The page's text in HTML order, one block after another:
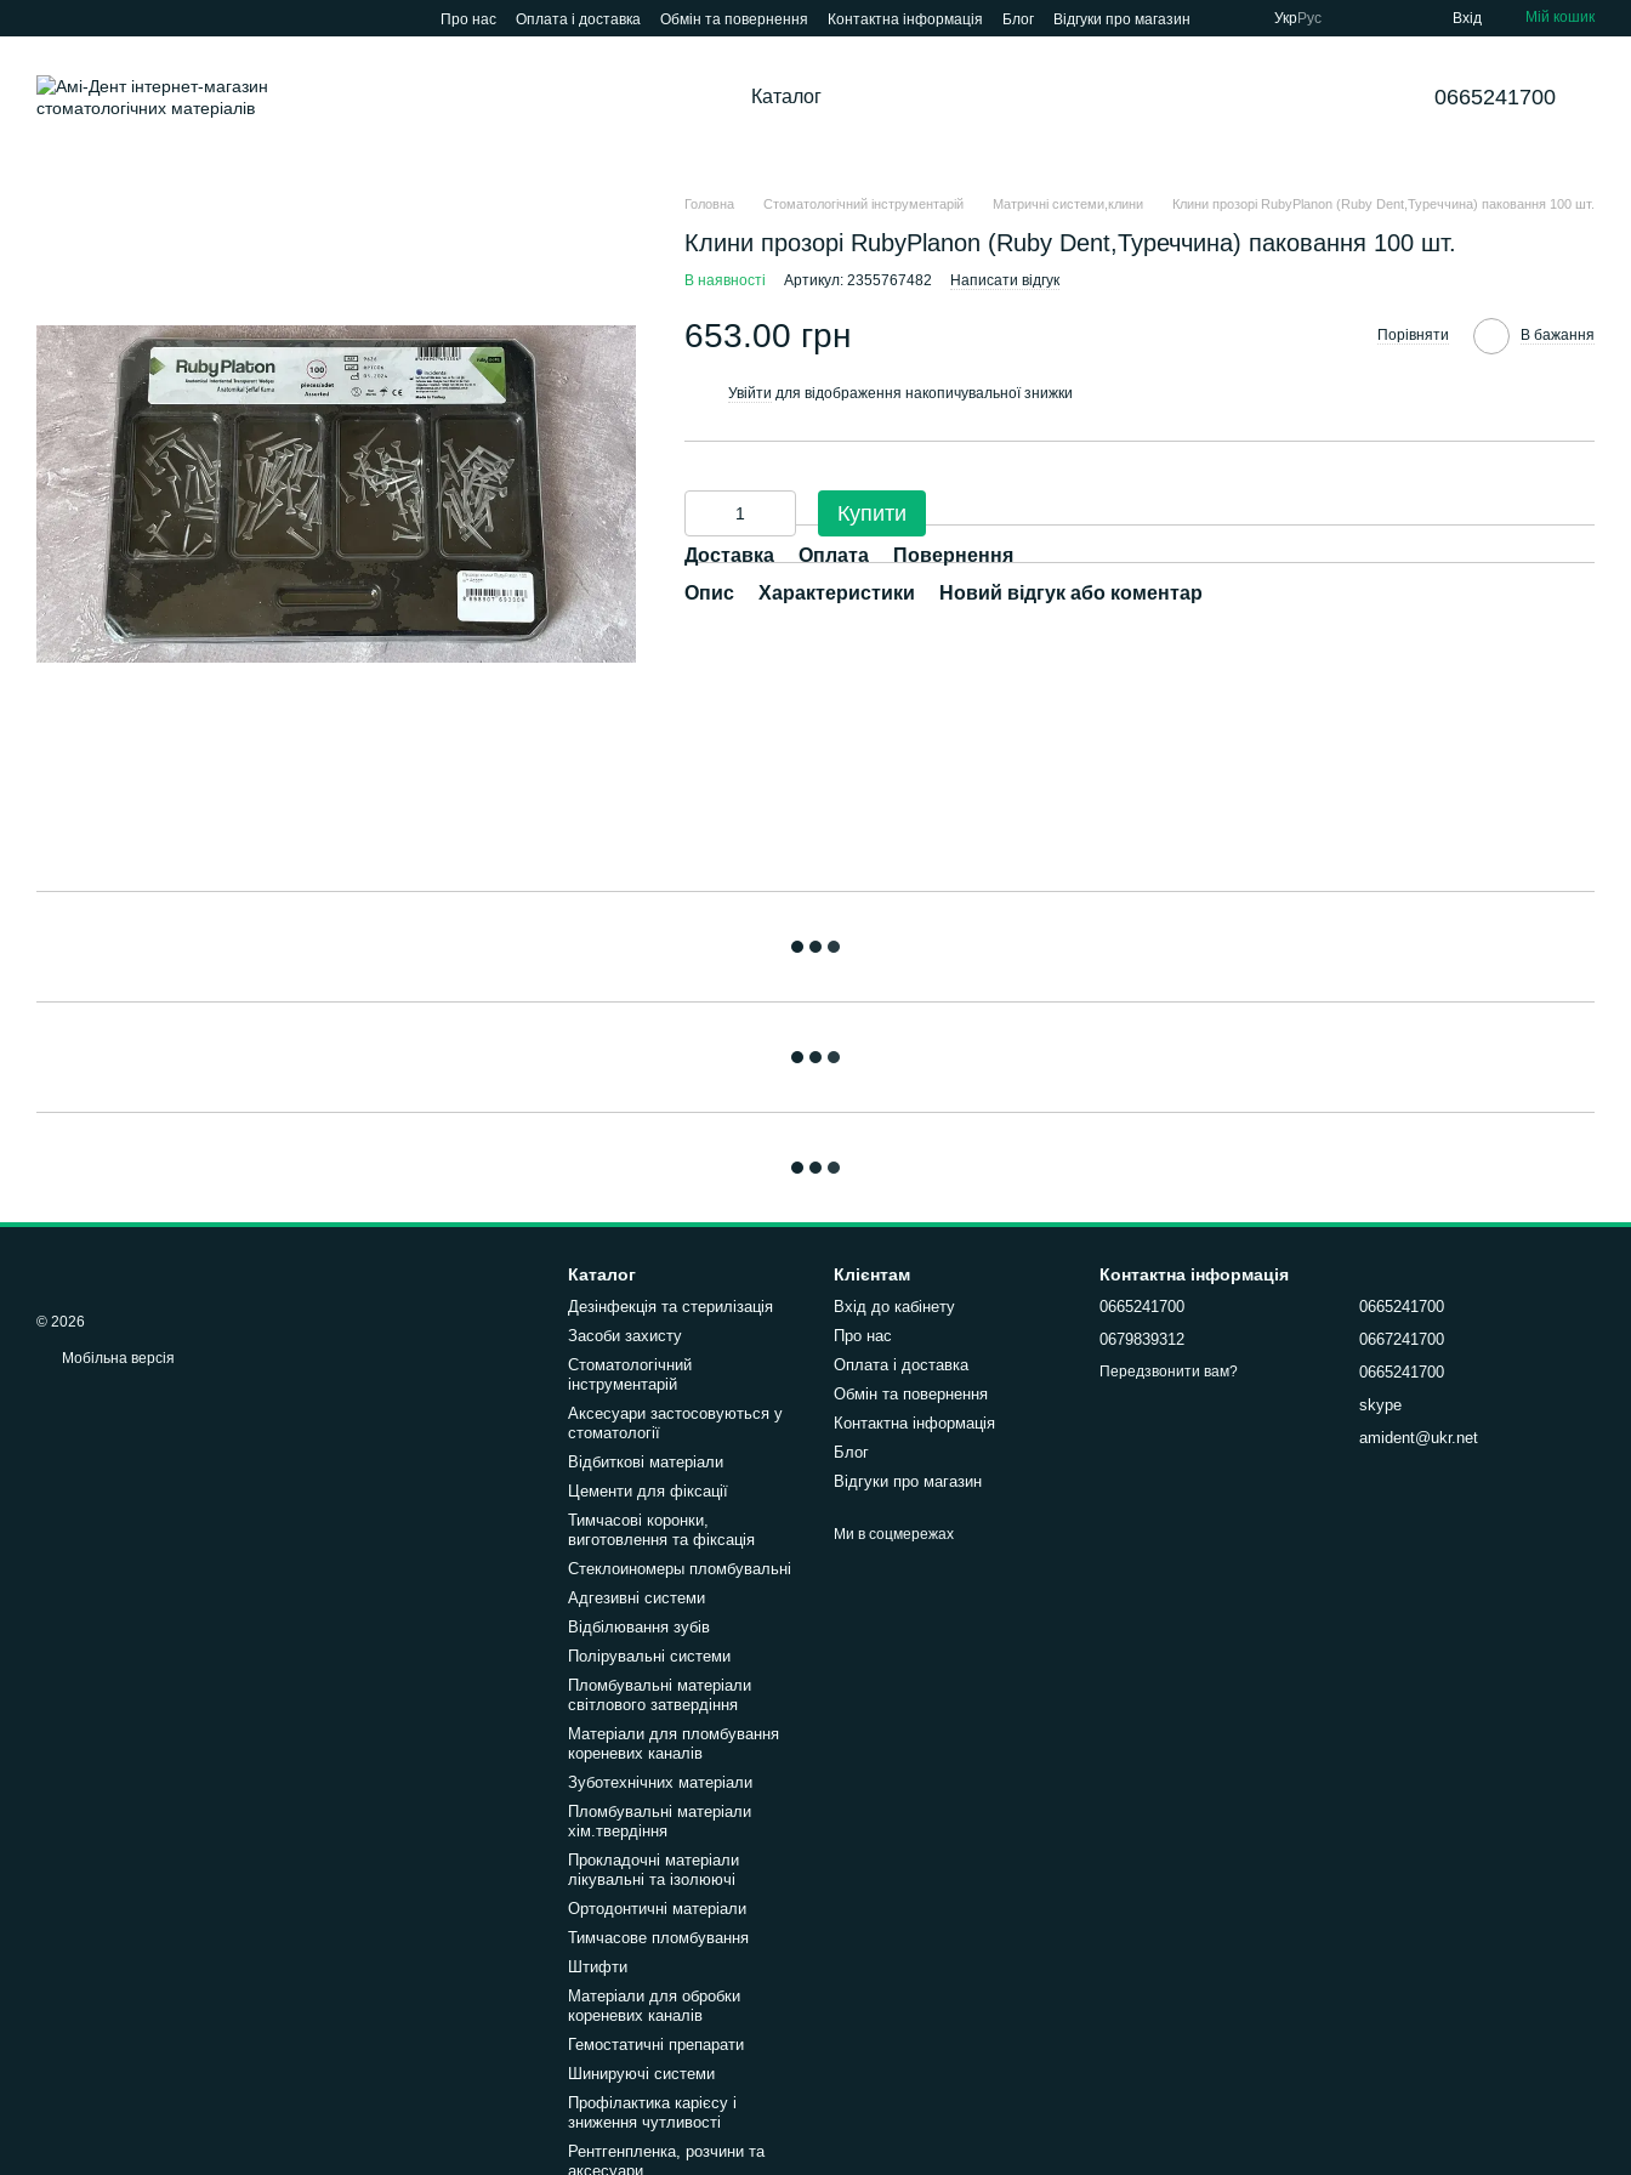
Про нас Оплата і доставка Обмін та повернення Контактна інформація Блог Відгуки про магазин УкрРус Вхід Мій кошик
Каталог 0665241700
Головна Стоматологічний інструментарій Матричні системи,клини Клини прозорі RubyPlanon (Ruby Dent,Туреччина) паковання 100 шт.
Клини прозорі RubyPlanon (Ruby Dent,Туреччина) паковання 100 шт.
В наявності Артикул: 2355767482 Написати відгук
653.00 грн Порівняти В бажання
Увійти для відображення накопичувальної знижки
Купити
Доставка Оплата
Повернення
Опис
Характеристики Новий відгук або коментар
© 2026
Мобільна версія
Каталог
Дезінфекція та стерилізація
Засоби захисту
Стоматологічний
інструментарій
Аксесуари застосовуються у
стоматології
Відбиткові матеріали
Цементи для фіксації
Тимчасові коронки,
виготовлення та фіксація
Стеклоиномеры пломбувальні
Адгезивні системи
Відбілювання зубів
Полірувальні системи
Пломбувальні матеріали
світлового затвердіння
Матеріали для пломбування
кореневих каналів
Зуботехнічних матеріали
Пломбувальні матеріали
хім.твердіння
Прокладочні матеріали
лікувальні та ізолюючі
Ортодонтичні матеріали
Тимчасове пломбування
Штифти
Матеріали для обробки
кореневих каналів
Гемостатичні препарати
Шинируючі системи
Профілактика карієсу і
зниження чутливості
Рентгенпленка, розчини та
аксесуари
Клієнтам
Вхід до кабінету
Про нас
Оплата і доставка
Обмін та повернення
Контактна інформація
Блог
Відгуки про магазин
Ми в соцмережах
Контактна інформація
0665241700
0679839312
Передзвонити вам?
0665241700
0667241700
0665241700
skype
amident@ukr.net